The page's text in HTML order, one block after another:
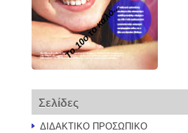
Το 10ο το καλό...
Σελίδες
ΔΙΔΑΚΤΙΚΟ ΠΡΟΣΩΠΙΚΟ